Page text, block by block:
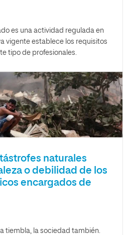
es una actividad regulada en
vigente establece los requisitos
tipo de profesionales.
naturales
o debilidad de los
encargados de
tiembla, la sociedad también.